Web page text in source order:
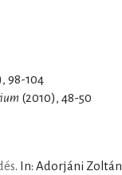
98-104
(2010), 48-50
. In: Adorjáni Zoltán